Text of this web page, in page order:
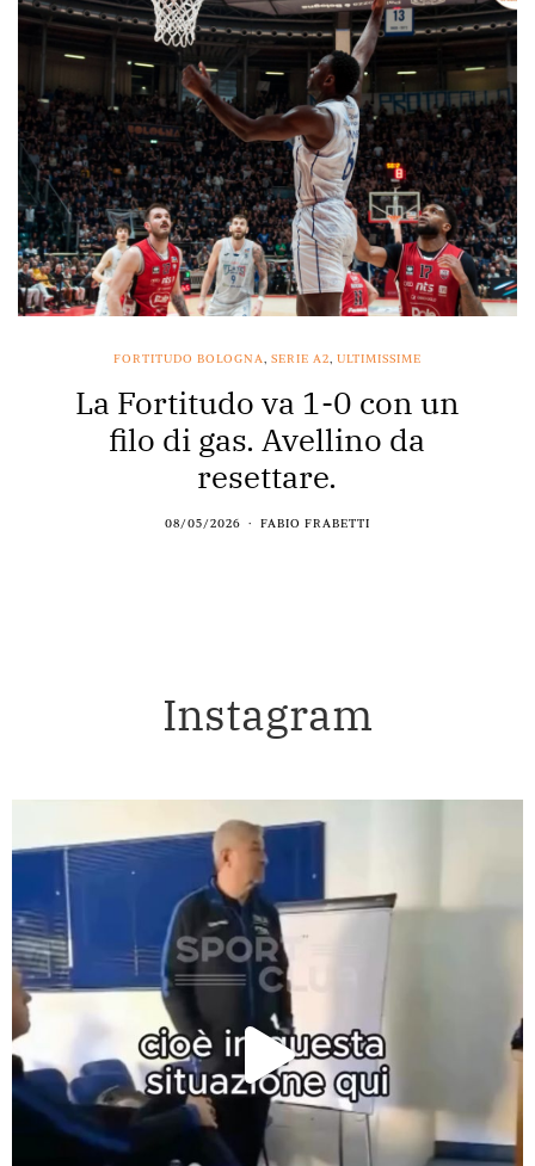
FORTITUDO BOLOGNA, SERIE A2, ULTIMISSIME
La Fortitudo va 1-0 con un
filo di gas. Avellino da
resettare.
08/05/2026 FABIO FRABETTI
Instagram